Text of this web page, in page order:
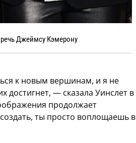
Джеймсу Кэмерону
к новым вершинам, и я не
достигнет, — сказала Уинслет в
продолжает
ты просто воплощаешь в